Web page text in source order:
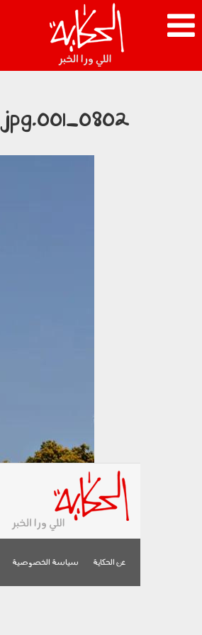
0802_001.jpg
عن الحكاية سياسة الخصوصية